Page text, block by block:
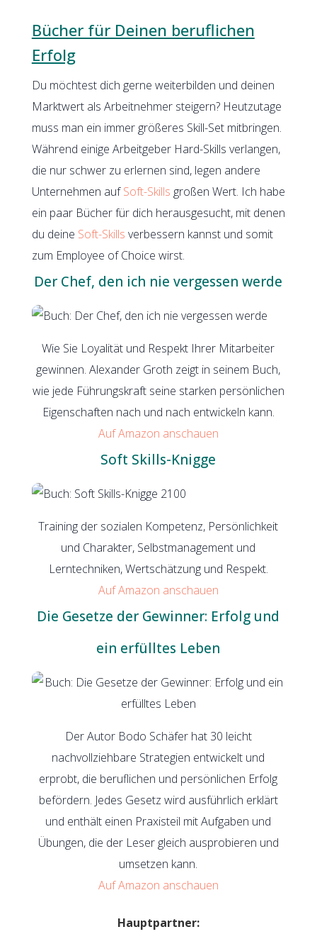
Bücher für Deinen beruflichen
Erfolg
Du möchtest dich gerne weiterbilden und deinen
Marktwert als Arbeitnehmer steigern? Heutzutage
muss man ein immer größeres Skill-Set mitbringen.
Während einige Arbeitgeber Hard-Skills verlangen,
die nur schwer zu erlernen sind, legen andere
Unternehmen aufSoft-Skills großen Wert. Ich habe
ein paar Bücher für dich herausgesucht, mit denen
du deine Soft-Skills verbessern kannst und somit
zum Employee of Choice wirst.
Der Chef, den ich nie vergessen werde
Wie Sie Loyalität und Respekt Ihrer Mitarbeiter
gewinnen. Alexander Groth zeigt in seinem Buch,
wie jede Führungskraft seine starken persönlichen
Eigenschaften nach und nach entwickeln kann.
Auf Amazon anschauen
Soft Skills-Knigge
Training der sozialen Kompetenz, Persönlichkeit
und Charakter, Selbstmanagement und
Lerntechniken, Wertschätzung und Respekt.
Auf Amazon anschauen
Die Gesetze der Gewinner: Erfolg und
ein erfülltes Leben
Der Autor Bodo Schäfer hat 30 leicht
nachvollziehbare Strategien entwickelt und
erprobt, die beruflichen und persönlichen Erfolg
befördern. Jedes Gesetz wird ausführlich erklärt
und enthält einen Praxisteil mit Aufgaben und
Übungen, die der Leser gleich ausprobieren und
umsetzen kann.
Auf Amazon anschauen
Hauptpartner: